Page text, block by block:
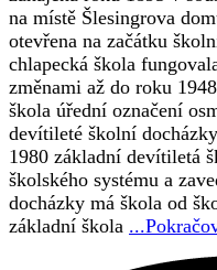
na místě Šlesingrova
otevřena na začátku
chlapecká škola
změnami až do roku
škola úřední označení
devítileté školní
1980 základní devítiletá
školského systému a
docházky má škola od
základní škola